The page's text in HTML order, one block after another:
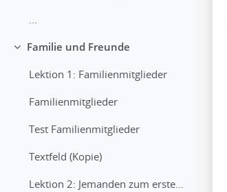
...
Einklappen
Familie und Freunde
Lektion 1: Familienmitglieder
Familienmitglieder
Test Familienmitglieder
Textfeld (Kopie)
Lektion 2: Jemanden zum ersten Mal treffen